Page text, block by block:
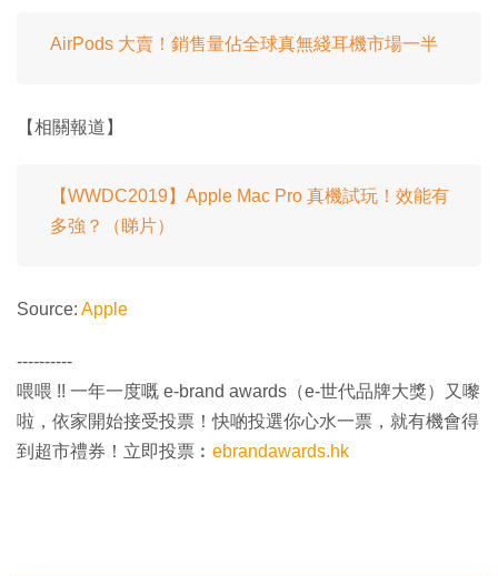
AirPods 大賣！銷售量佔全球真無綫耳機市場一半
【相關報道】
【WWDC2019】Apple Mac Pro 真機試玩！效能有
多強？（睇片）
Source: Apple
----------
喂喂 !! 一年一度嘅 e-brand awards（e-世代品牌大獎）又嚟
啦，依家開始接受投票！快啲投選你心水一票，就有機會得
到超市禮券！立即投票︰ ebrandawards.hk